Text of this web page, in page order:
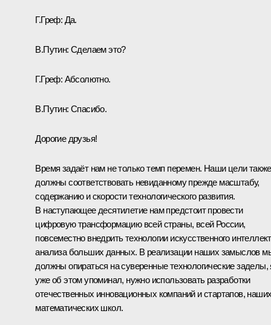
Г.Греф: Да.
В.Путин: Сделаем это?
Г.Греф: Абсолютно.
В.Путин: Спасибо.
Дорогие друзья!
Время задаёт нам не только темп перемен. Наши цели также
должны соответствовать невиданному прежде масштабу,
содержанию и скорости технологического развития.
В наступающее десятилетие нам предстоит провести
цифровую трансформацию всей страны, всей России,
повсеместно внедрить технологии искусственного
анализа больших данных. В реализации наших замыслов
должны опираться на суверенные технологические заделы,
уже об этом упоминал, нужно использовать разработки
отечественных инновационных компаний и стартапов,
математических школ.